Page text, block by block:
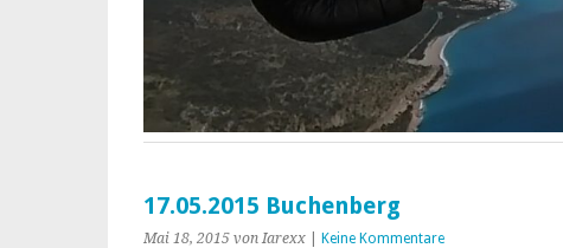
17.05.2015 Buchenberg
Mai 18, 2015 von Iarexx Keine Kommentare